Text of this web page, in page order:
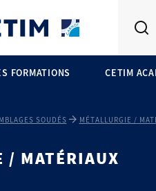
FORMATIONS CETIM
SOUDÉS MÉTALLURGIE /
/ MATÉRIAUX